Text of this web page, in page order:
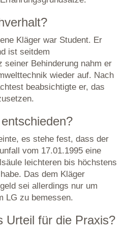
Kläger war Student. Er
ist seitdem
seiner Behinderung nahm er
wieder auf. Nach
beabsichtigte er, das
es stehe fest, dass der
vom 17.01.1995 eine
leichteren bis höchstens
Das dem Kläger
sei allerdings nur um
LG zu bemessen.
Urteil für die Praxis?